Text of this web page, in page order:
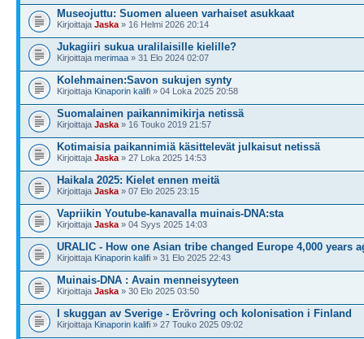
Museojuttu: Suomen alueen varhaiset asukkaat
Kirjoittaja Jaska » 16 Helmi 2026 20:14
Jukagiiri sukua uralilaisille kielille?
Kirjoittaja merimaa » 31 Elo 2024 02:07
Kolehmainen:Savon sukujen synty
Kirjoittaja Kinaporin kalifi » 04 Loka 2025 20:58
Suomalainen paikannimikirja netissä
Kirjoittaja Jaska » 16 Touko 2019 21:57
Kotimaisia paikannimiä käsittelevät julkaisut netissä
Kirjoittaja Jaska » 27 Loka 2025 14:53
Haikala 2025: Kielet ennen meitä
Kirjoittaja Jaska » 07 Elo 2025 23:15
Vapriikin Youtube-kanavalla muinais-DNA:sta
Kirjoittaja Jaska » 04 Syys 2025 14:03
URALIC - How one Asian tribe changed Europe 4,000 years
Kirjoittaja Kinaporin kalifi » 31 Elo 2025 22:43
Muinais-DNA : Avain menneisyyteen
Kirjoittaja Jaska » 30 Elo 2025 03:50
I skuggan av Sverige - Erövring och kolonisation i Finland
Kirjoittaja Kinaporin kalifi » 27 Touko 2025 09:02